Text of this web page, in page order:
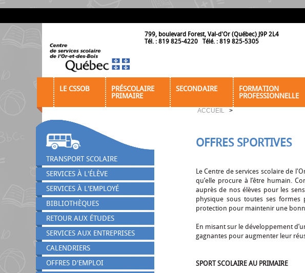
799, boulevard Forest, Val-d'Or (Québec) J9P 2L4
Tél. : 819 825-4220 Télé. : 819 825-5305
LE CSSOB
PRÉSCOLAIRE
PRIMAIRE
SECONDAIRE
FORMATION
PROFESSIONNELLE
ACCUEIL >
TRANSPORT SCOLAIRE
SERVICES À L'ÉLÈVE
SERVICES À L'EMPLOYÉ
BIBLIOTHÈQUES
RETOUR AUX ÉTUDES
SERVICES AUX ENTREPRISES
CALENDRIERS
OFFRES D'EMPLOI
OFFRES SPORTIVES
Le Centre de services scolaire de
qu’elle procure à l’être humain.
auprès de nos élèves pour les
physique sous toutes ses formes
protection pour maintenir une
En misant sur le développement
gagnantes pour augmenter leur
SPORT SCOLAIRE AU PRIMAIRE